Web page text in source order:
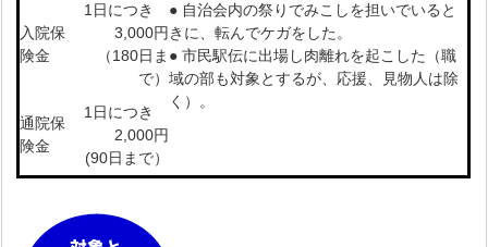
● 自治会内の祭りでみこしを担いでいると
きに、転んでケガをした。
● 市民駅伝に出場し肉離れを起こした（職
域の部も対象とするが、応援、見物人は除
く）。
入院保
険金
1日につき
3,000円
（180日ま
で）
通院保
険金
1日につき
2,000円
(90日まで）